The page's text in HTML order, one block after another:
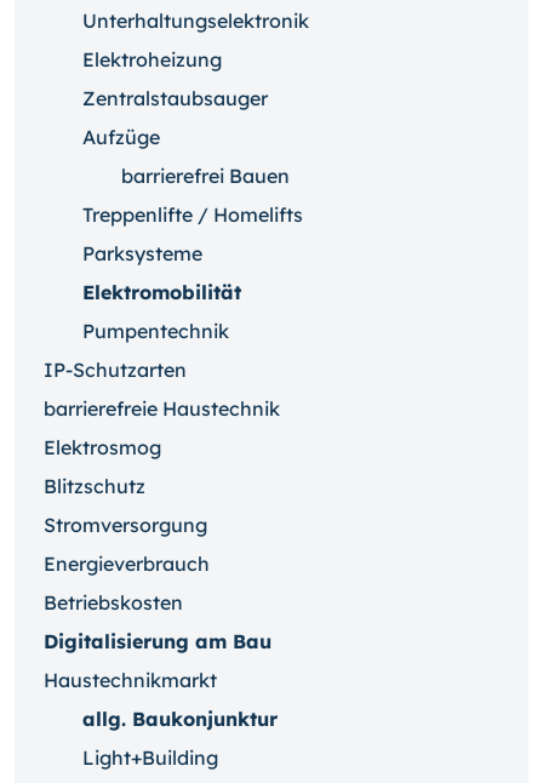
Unterhaltungselektronik
Elektroheizung
Zentralstaubsauger
Aufzüge
barrierefrei Bauen
Treppenlifte / Homelifts
Parksysteme
Elektromobilität
Pumpentechnik
IP-Schutzarten
barrierefreie Haustechnik
Elektrosmog
Blitzschutz
Stromversorgung
Energieverbrauch
Betriebskosten
Digitalisierung am Bau
Haustechnikmarkt
allg. Baukonjunktur
Light+Building